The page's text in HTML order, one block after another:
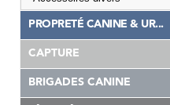
PROPRETÉ CANINE & UR...
CAPTURE
BRIGADES CANINE